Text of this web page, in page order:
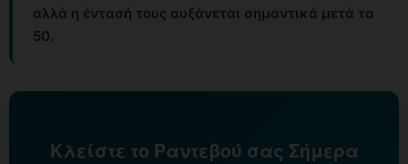
αλλά η έντασή τους αυξάνεται σημαντικά μετά τα
50.
Κλείστε το Ραντεβού σας Σήμερα